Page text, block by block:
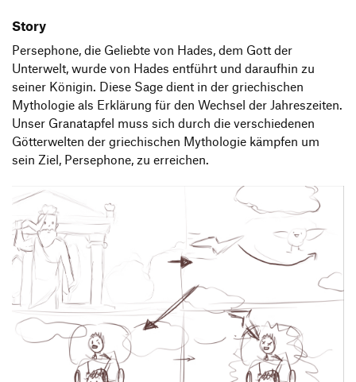
Story
Persephone, die Geliebte von Hades, dem Gott der
Unterwelt, wurde von Hades entführt und daraufhin zu
seiner Königin. Diese Sage dient in der griechischen
Mythologie als Erklärung für den Wechsel der Jahreszeiten.
Unser Granatapfel muss sich durch die verschiedenen
Götterwelten der griechischen Mythologie kämpfen um
sein Ziel, Persephone, zu erreichen.